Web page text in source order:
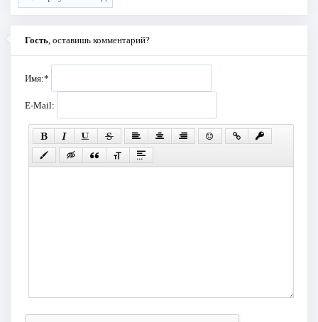
Гость , оставишь комментарий?
Имя:*
E-Mail: